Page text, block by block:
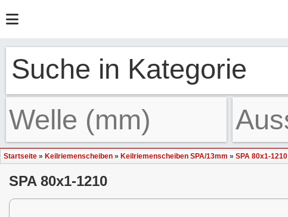
Suche in Kategorie
Startseite » Keilriemenscheiben » Keilriemenscheiben SPA/13mm » SPA 80x1-1210
SPA 80x1-1210